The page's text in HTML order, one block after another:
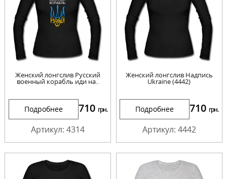
Женский лонгслив Русский
военный корабль иди на..
Подробнее 710 грн.
Артикул: 4314
Женский лонгслив Надпись
Ukraine (4442)
Подробнее 710 грн.
Артикул: 4442